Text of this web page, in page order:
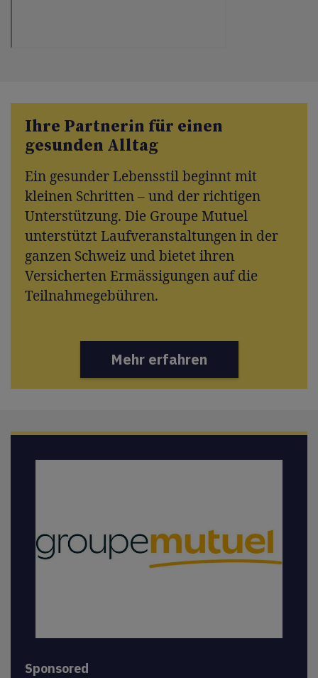
Ihre Partnerin für einen
gesunden Alltag
Ein gesunder Lebensstil beginnt mit
kleinen Schritten – und der richtigen
Unterstützung. Die Groupe Mutuel
unterstützt Laufveranstaltungen in der
ganzen Schweiz und bietet ihren
Versicherten Ermässigungen auf die
Teilnahmegebühren.
Mehr erfahren
Sponsored